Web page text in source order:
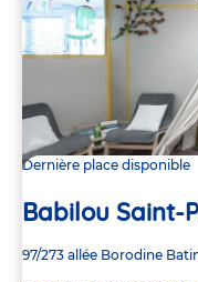
Dernière place disponible
Babilou Saint-
Adresse
97/273 allée Borodine